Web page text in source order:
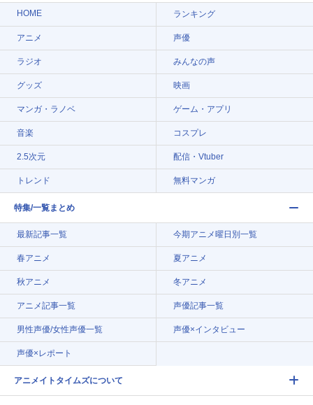
HOME ランキング
アニメ 声優
ラジオ みんなの声
グッズ 映画
マンガ・ラノベ ゲーム・アプリ
音楽 コスプレ
2.5次元 配信・Vtuber
トレンド 無料マンガ
特集/一覧まとめ
最新記事一覧 今期アニメ曜日別一覧
春アニメ 夏アニメ
秋アニメ 冬アニメ
アニメ記事一覧 声優記事一覧
男性声優/女性声優一覧 声優×インタビュー
声優×レポート
アニメイトタイムズについて